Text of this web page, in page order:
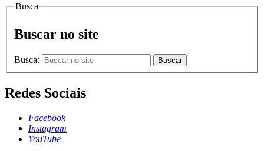
Busca
Buscar no site
Busca: Buscar
Redes Sociais
Facebook
Instagram
YouTube